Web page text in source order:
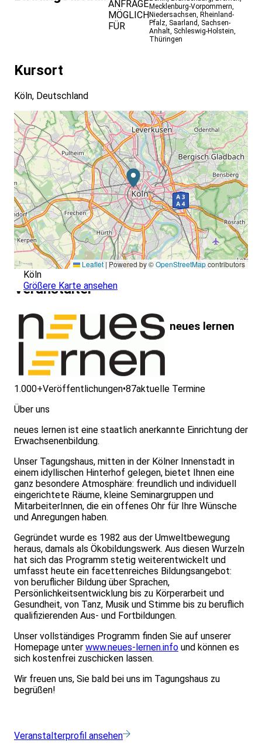
ANFRAGE
MÖGLICH
FÜR
Mecklenburg-Vorpommern,
Niedersachsen, Rheinland-
Pfalz, Saarland, Sachsen-
Anhalt, Schleswig-Holstein,
Thüringen
Kursort
Köln, Deutschland
Leaflet |Powered by ©OpenStreetMapcontributors
Köln
Größere Karte ansehen
Veranstalter
neues lernen
1.000+Veröffentlichungen•87aktuelle Termine
Über uns
neues lernen ist eine staatlich anerkannte Einrichtung der
Erwachsenenbildung.
Unser Tagungshaus, mitten in der Kölner Innenstadt in
einem idyllischen Hinterhof gelegen, bietet Ihnen eine
ganz besondere Atmosphäre: freundlich und individuell
eingerichtete Räume, kleine Seminargruppen und
MitarbeiterInnen, die ein offenes Ohr für Ihre Wünsche
und Anregungen haben.
Gegründet wurde es 1982 aus der Umweltbewegung
heraus, damals als Ökobildungswerk. Aus diesen Wurzeln
hat sich das Programm stetig weiterentwickelt und
umfasst heute ein facettenreiches Bildungsangebot:
von beruflicher Bildung über Sprachen,
Persönlichkeitsentwicklung bis zu Körperarbeit und
Gesundheit, von Tanz, Musik und Stimme bis zu beruflich
qualifizierenden Aus- und Fortbildungen.
Unser vollständiges Programm finden Sie auf unserer
Homepage unter www.neues-lernen.info und können es
sich kostenfrei zuschicken lassen.
Wir freuen uns, Sie bald bei uns im Tagungshaus zu
begrüßen!
Veranstalterprofil ansehen